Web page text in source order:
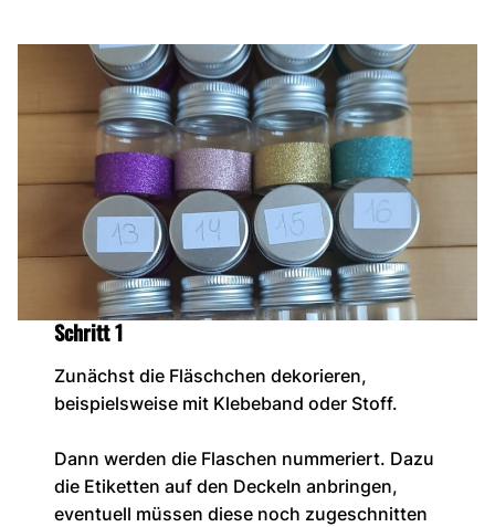
Schritt 1
Zunächst die Fläschchen dekorieren,
beispielsweise mit Klebeband oder Stoff.
Dann werden die Flaschen nummeriert. Dazu
die Etiketten auf den Deckeln anbringen,
eventuell müssen diese noch zugeschnitten